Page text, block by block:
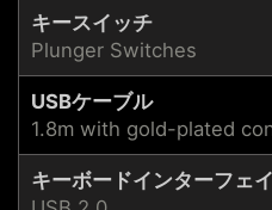
キースイッチ
Plunger Switches
USBケーブル
1.8m with gold-plated
キーボードインターフェ